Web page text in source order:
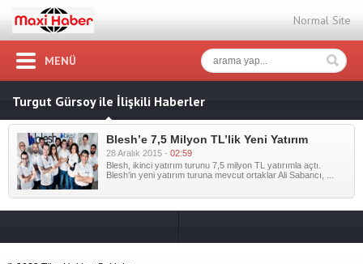
Normal Site
MENÜ
Turgut Gürsoy ile İlişkili Haberler
Blesh’e 7,5 Milyon TL’lik Yeni Yatırım
28 Aralık 2015 - 02:59
Blesh, ikinci yatırım turunu 7,5 milyon TL yatırımla açtı.
Blesh’in yeni yatırım turuna mevcut ortaklar Ali Sabancı, ...